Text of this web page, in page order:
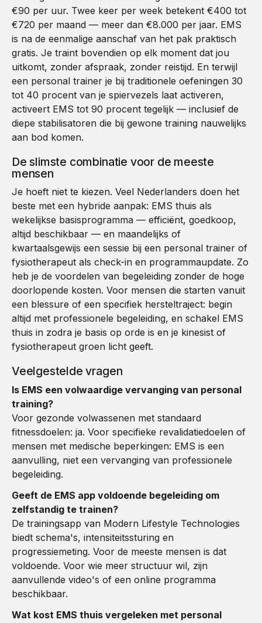
€90 per uur. Twee keer per week betekent €400 tot
€720 per maand — meer dan €8.000 per jaar. EMS
is na de eenmalige aanschaf van het pak praktisch
gratis. Je traint bovendien op elk moment dat jou
uitkomt, zonder afspraak, zonder reistijd. En terwijl
een personal trainer je bij traditionele oefeningen 30
tot 40 procent van je spiervezels laat activeren,
activeert EMS tot 90 procent tegelijk — inclusief de
diepe stabilisatoren die bij gewone training nauwelijks
aan bod komen.
De slimste combinatie voor de meeste
mensen
Je hoeft niet te kiezen. Veel Nederlanders doen het
beste met een hybride aanpak: EMS thuis als
wekelijkse basisprogramma — efficiënt, goedkoop,
altijd beschikbaar — en maandelijks of
kwartaalsgewijs een sessie bij een personal trainer of
fysiotherapeut als check-in en programmaupdate. Zo
heb je de voordelen van begeleiding zonder de hoge
doorlopende kosten. Voor mensen die starten vanuit
een blessure of een specifiek hersteltraject: begin
altijd met professionele begeleiding, en schakel EMS
thuis in zodra je basis op orde is en je kinesist of
fysiotherapeut groen licht geeft.
Veelgestelde vragen
Is EMS een volwaardige vervanging van personal
training?
Voor gezonde volwassenen met standaard
fitnessdoelen: ja. Voor specifieke revalidatiedoelen of
mensen met medische beperkingen: EMS is een
aanvulling, niet een vervanging van professionele
begeleiding.
Geeft de EMS app voldoende begeleiding om
zelfstandig te trainen?
De trainingsapp van Modern Lifestyle Technologies
biedt schema's, intensiteitssturing en
progressiemeting. Voor de meeste mensen is dat
voldoende. Voor wie meer structuur wil, zijn
aanvullende video's of een online programma
beschikbaar.
Wat kost EMS thuis vergeleken met personal